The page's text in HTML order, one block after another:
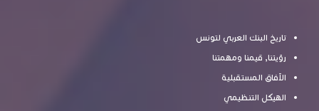
تاريخ البنك العربي لتونس
رؤيتنا, قيمنا ومهمتنا
الآفاق المستقبلية
الهيكل التنظيمي